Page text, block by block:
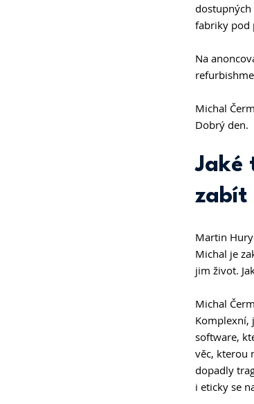
dostupných
fabriky pod
Na
Michal
Dobrý den.
Jaké
zabít
Martin
Michal je
jim život.
Michal
Komplexní,
software,
věc, kterou
dopadly
i eticky se